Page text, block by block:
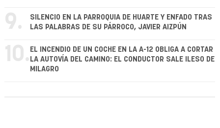
9.
SILENCIO EN LA PARROQUIA DE HUARTE Y ENFADO TRAS
LAS PALABRAS DE SU PÁRROCO, JAVIER AIZPÚN
10. EL INCENDIO DE UN COCHE EN LA A-12 OBLIGA A CORTAR
LA AUTOVÍA DEL CAMINO: EL CONDUCTOR SALE ILESO DE
MILAGRO